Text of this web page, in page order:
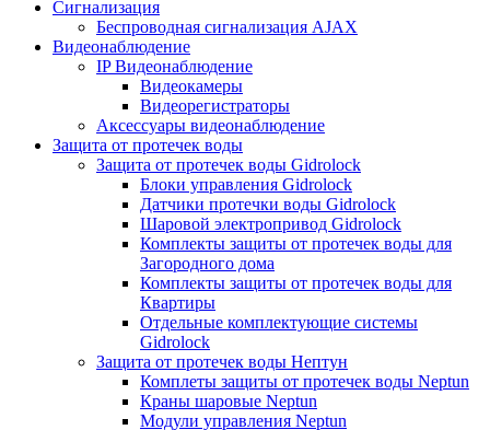
Сигнализация
Беспроводная сигнализация AJAX
Видеонаблюдение
IP Видеонаблюдение
Видеокамеры
Видеорегистраторы
Аксессуары видеонаблюдение
Защита от протечек воды
Защита от протечек воды Gidrolock
Блоки управления Gidrolock
Датчики протечки воды Gidrolock
Шаровой электропривод Gidrolock
Комплекты защиты от протечек воды для
Загородного дома
Комплекты защиты от протечек воды для
Квартиры
Отдельные комплектующие системы
Gidrolock
Защита от протечек воды Нептун
Комплеты защиты от протечек воды Neptun
Краны шаровые Neptun
Модули управления Neptun